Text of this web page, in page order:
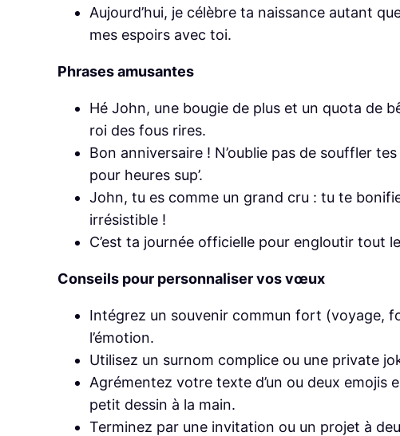
Aujourd’hui, je célèbre ta naissance autant
mes espoirs avec toi.
Phrases amusantes
Hé John, une bougie de plus et un quota de
roi des fous rires.
Bon anniversaire ! N’oublie pas de souffler
pour heures sup’.
John, tu es comme un grand cru : tu te
irrésistible !
C’est ta journée officielle pour engloutir tout
Conseils pour personnaliser vos vœux
Intégrez un souvenir commun fort (voyage,
l’émotion.
Utilisez un surnom complice ou une private
Agrémentez votre texte d’un ou deux emojis
petit dessin à la main.
Terminez par une invitation ou un projet à